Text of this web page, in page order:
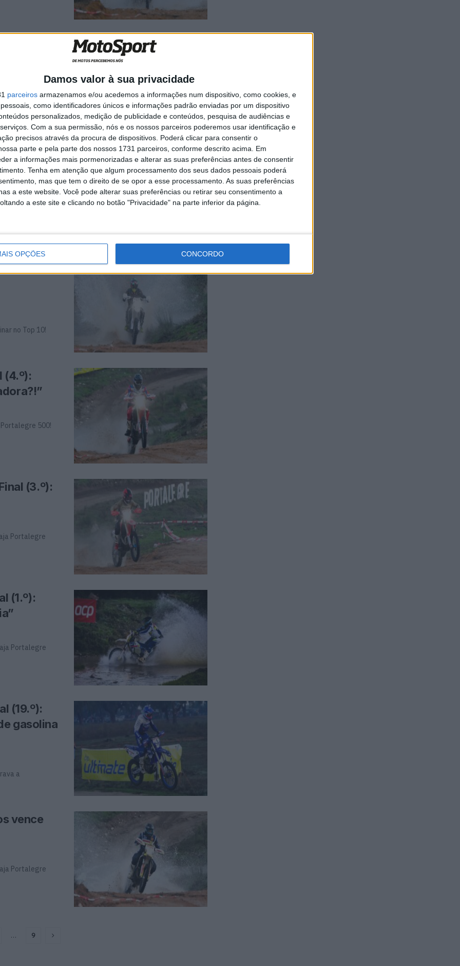
Damos valor à sua privacidade
parceiros armazenamos e/ou acedemos a informações num dispositivo, como cookies, e
como identificadores únicos e informações padrão enviadas por um dispositivo
personalizados, medição de publicidade e conteúdos, pesquisa de audiências e
Com a sua permissão, nós e os nossos parceiros poderemos usar identificação e
precisos através da procura de dispositivos. Poderá clicar para consentir o
parte e pela parte dos nossos 1731 parceiros, conforme descrito acima. Em
a informações mais pormenorizadas e alterar as suas preferências antes de consentir
Tenha em atenção que algum processamento dos seus dados pessoais poderá
mas que tem o direito de se opor a esse processamento. As suas preferências
a este website. Você pode alterar suas preferências ou retirar seu consentimento a
a este site e clicando no botão "Privacidade" na parte inferior da página.
OPÇÕES CONCORDO
Todo-o-Terreno,
Baja ...
Quads:
que
500!
“Os
no Top 10!
(4.º):
500!
(3.º):
Portalegre
(1.º):
Portalegre
(19.º):
gasolina
a
vence
Portalegre
… 9